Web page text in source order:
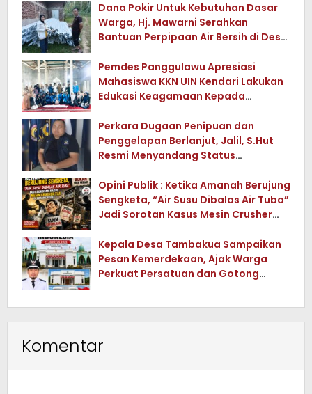
Dana Pokir Untuk Kebutuhan Dasar
Warga, Hj. Mawarni Serahkan
Bantuan Perpipaan Air Bersih di Desa
Pemdes Panggulawu Apresiasi
Mahasiswa KKN UIN Kendari Lakukan
Edukasi Keagamaan Kepada
Perkara Dugaan Penipuan dan
Penggelapan Berlanjut, Jalil, S.Hut
Resmi Menyandang Status
Opini Publik : Ketika Amanah Berujung
Sengketa, “Air Susu Dibalas Air Tuba”
Jadi Sorotan Kasus Mesin Crusher
Kepala Desa Tambakua Sampaikan
Pesan Kemerdekaan, Ajak Warga
Perkuat Persatuan dan Gotong
Komentar